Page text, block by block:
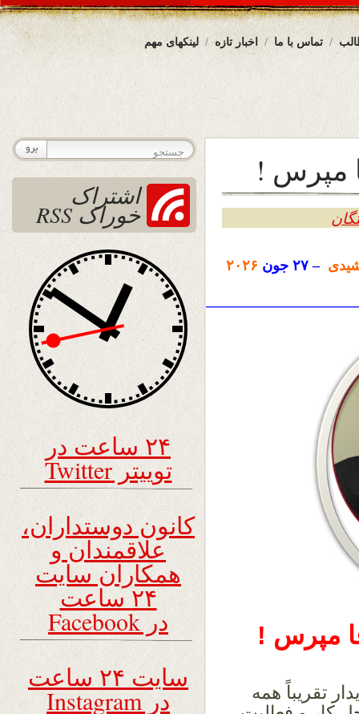
لینکهای مهم اخبار تازه تماس با ما
مپرس !
– ۲۷ جون ۲۰۲۶
مپرس !
تقریباً همه
اشتراک
خوراک RSS
۲۴ ساعت در
توییتر Twitter
کانون دوستداران،
علاقمندان و
همکاران سایت
۲۴ ساعت
در Facebook
سایت ۲۴ ساعت
در Instagram